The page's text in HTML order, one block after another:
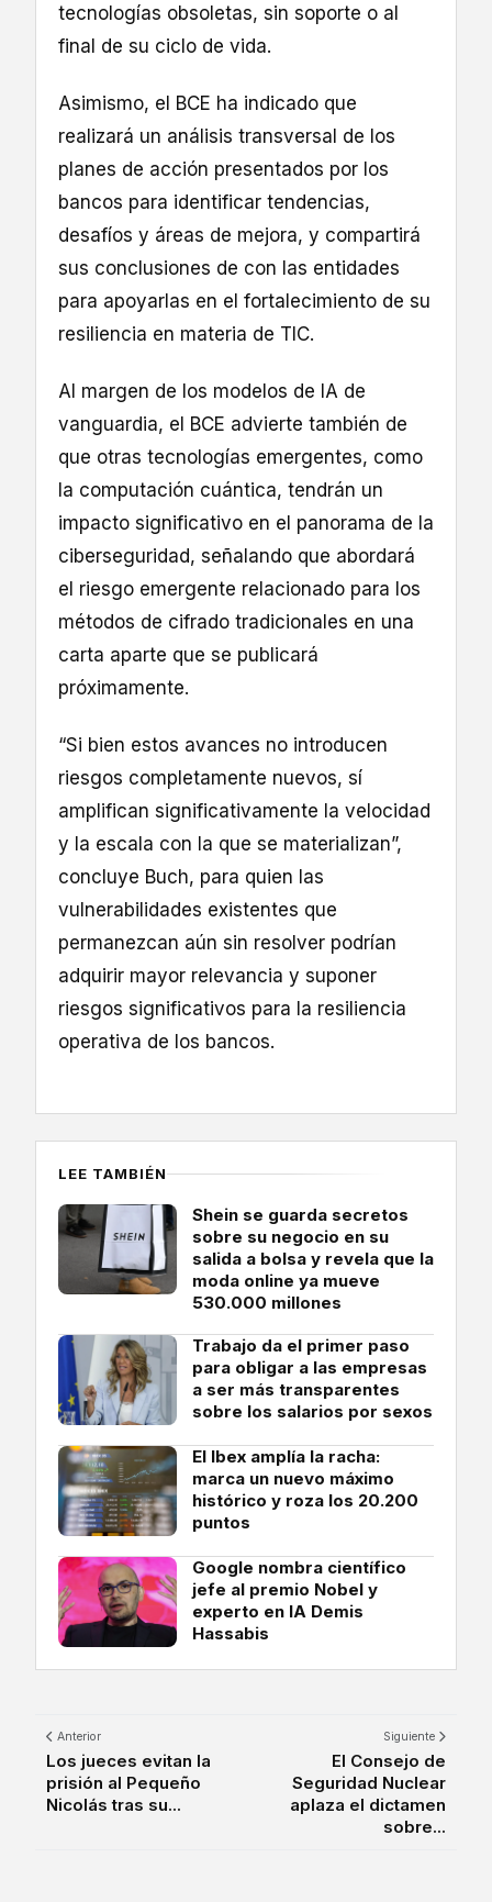
tecnologías obsoletas, sin soporte o al
final de su ciclo de vida.
Asimismo, el BCE ha indicado que
realizará un análisis transversal de los
planes de acción presentados por los
bancos para identificar tendencias,
desafíos y áreas de mejora, y compartirá
sus conclusiones de con las entidades
para apoyarlas en el fortalecimiento de su
resiliencia en materia de TIC.
Al margen de los modelos de IA de
vanguardia, el BCE advierte también de
que otras tecnologías emergentes, como
la computación cuántica, tendrán un
impacto significativo en el panorama de la
ciberseguridad, señalando que abordará
el riesgo emergente relacionado para los
métodos de cifrado tradicionales en una
carta aparte que se publicará
próximamente.
“Si bien estos avances no introducen
riesgos completamente nuevos, sí
amplifican significativamente la velocidad
y la escala con la que se materializan”,
concluye Buch, para quien las
vulnerabilidades existentes que
permanezcan aún sin resolver podrían
adquirir mayor relevancia y suponer
riesgos significativos para la resiliencia
operativa de los bancos.
LEE TAMBIÉN
Shein se guarda secretos
sobre su negocio en su
salida a bolsa y revela que la
moda online ya mueve
530.000 millones
Trabajo da el primer paso
para obligar a las empresas
a ser más transparentes
sobre los salarios por sexos
El Ibex amplía la racha:
marca un nuevo máximo
histórico y roza los 20.200
puntos
Google nombra científico
jefe al premio Nobel y
experto en IA Demis
Hassabis
Anterior
Los jueces evitan la
prisión al Pequeño
Nicolás tras su...
Siguiente
El Consejo de
Seguridad Nuclear
aplaza el dictamen
sobre...